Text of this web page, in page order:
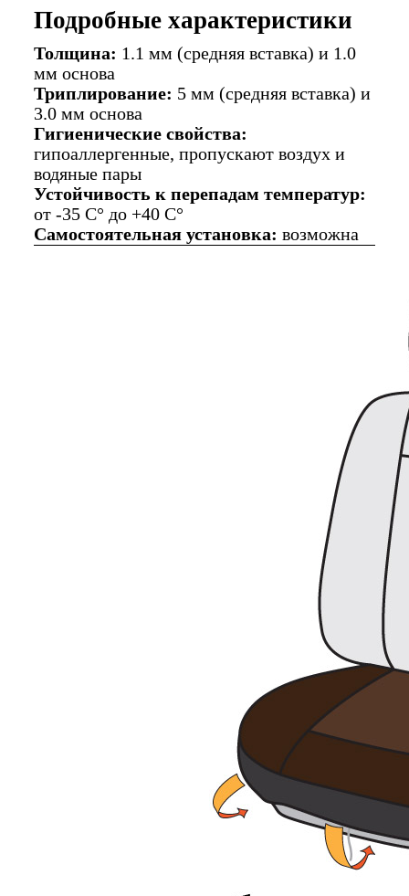
Подробные характеристики
Толщина: 1.1 мм (средняя вставка) и 1.0
мм основа
Триплирование: 5 мм (средняя вставка) и
3.0 мм основа
Гигиенические свойства:
гипоаллергенные, пропускают воздух и
водяные пары
Устойчивость к перепадам температур:
от -35 C° до +40 C°
Самостоятельная установка: возможна